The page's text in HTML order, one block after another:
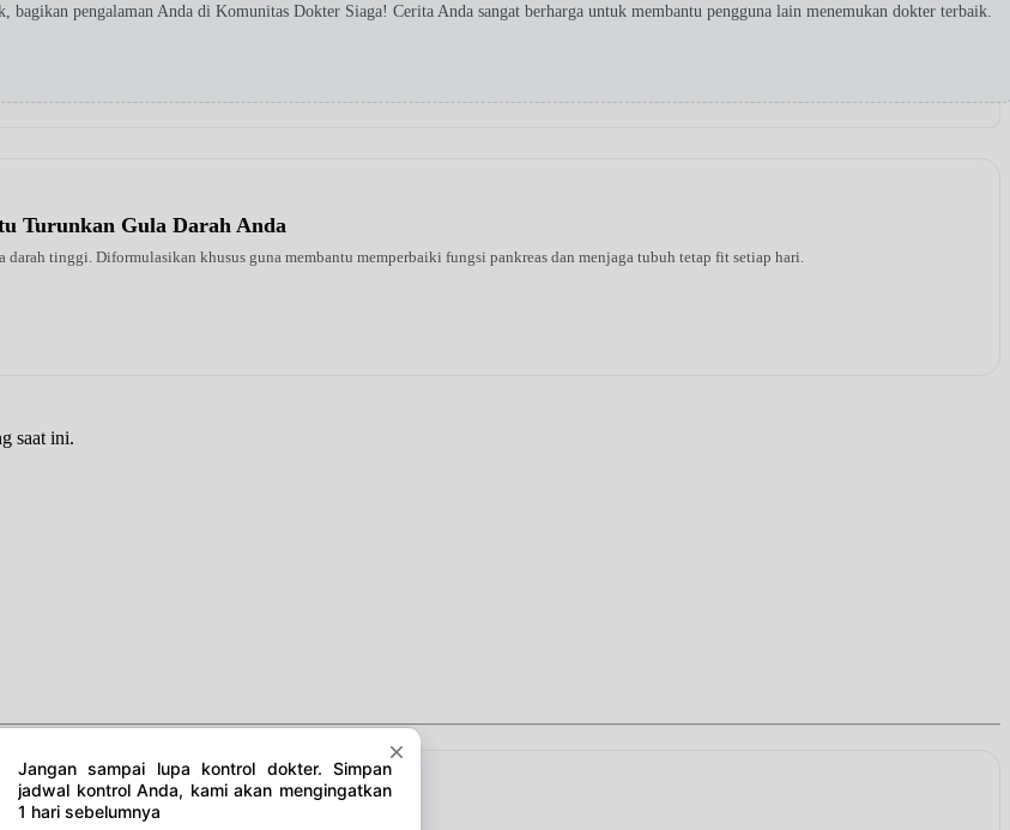
bagikan pengalaman Anda di Komunitas Dokter Siaga! Cerita Anda sangat berharga untuk membantu pengguna lain menemukan dokter terbaik.
Turunkan Gula Darah Anda
tinggi. Diformulasikan khusus guna membantu memperbaiki fungsi pankreas dan menjaga tubuh tetap fit setiap hari.
saat ini.